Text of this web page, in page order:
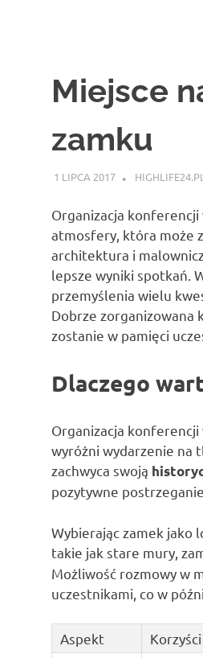
Miejsce
zamku
1 LIPCA 2017 HIGHLIFE24.PL
Organizacja
atmosfery, która może
architektura i
lepsze wyniki spotkań.
przemyślenia wielu
Dobrze zorganizowana
zostanie w pamięci
Dlaczego
Organizacja
wyróżni wydarzenie na
zachwyca swoją
pozytywne
Wybierając zamek jako
takie jak stare mury,
Możliwość rozmowy w
uczestnikami, co w
Aspekt
Korzyści